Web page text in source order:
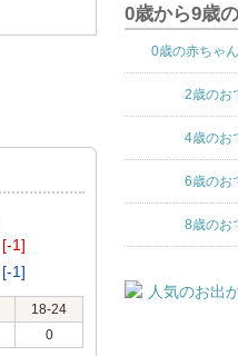
[-1]
[-1]
18-24
0
0歳から9歳
0歳の赤ちゃ
2歳のお
4歳のお
6歳のお
8歳のお